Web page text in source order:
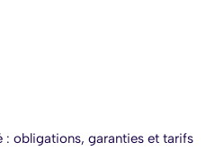
: obligations, garanties et tarifs